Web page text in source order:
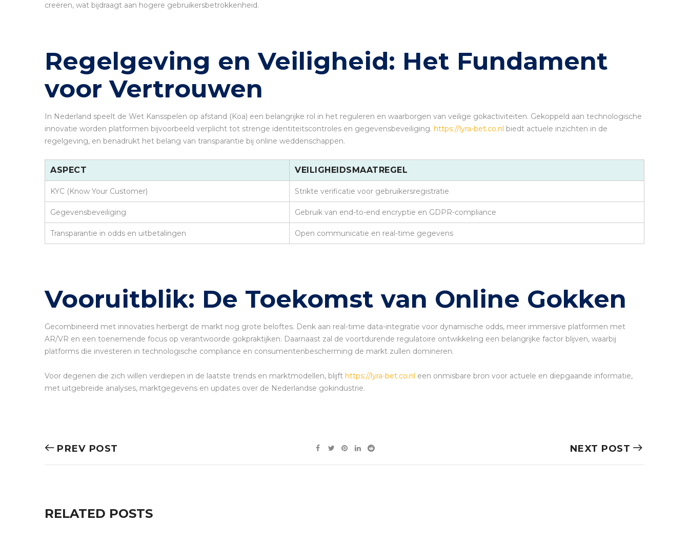
creëren, wat bijdraagt aan hogere gebruikersbetrokkenheid.
Regelgeving en Veiligheid: Het Fundament
voor Vertrouwen
In Nederland speelt de Wet Kansspelen op afstand (Koa) een belangrijke rol in het reguleren en waarborgen van veilige gokactiviteiten. Gekoppeld aan technologische
innovatie worden platformen bijvoorbeeld verplicht tot strenge identiteitscontroles en gegevensbeveiliging. https://lyra-bet.co.nl biedt actuele inzichten in de
regelgeving, en benadrukt het belang van transparantie bij online weddenschappen.
ASPECT VEILIGHEIDSMAATREGEL
KYC (Know Your Customer) Strikte verificatie voor gebruikersregistratie
Gegevensbeveiliging Gebruik van end-to-end encryptie en GDPR-compliance
Transparantie in odds en uitbetalingen Open communicatie en real-time gegevens
Vooruitblik: De Toekomst van Online Gokken
Gecombineerd met innovaties herbergt de markt nog grote beloftes. Denk aan real-time data-integratie voor dynamische odds, meer immersive platformen met
AR/VR en een toenemende focus op verantwoorde gokpraktijken. Daarnaast zal de voortdurende regulatoire ontwikkeling een belangrijke factor blijven, waarbij
platforms die investeren in technologische compliance en consumentenbescherming de markt zullen domineren.
Voor degenen die zich willen verdiepen in de laatste trends en marktmodellen, blijft https://lyra-bet.co.nl een onmisbare bron voor actuele en diepgaande informatie,
met uitgebreide analyses, marktgegevens en updates over de Nederlandse gokindustrie.
PREV POST NEXT POST
RELATED POSTS